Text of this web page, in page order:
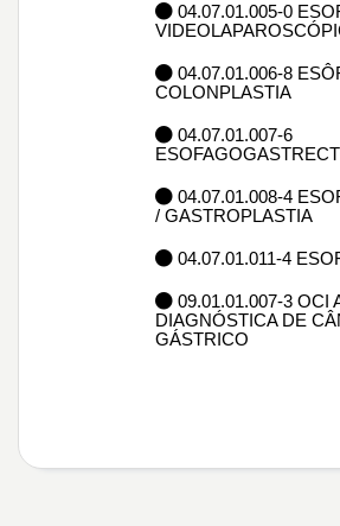
04.07.01.005-0
04.07.01.006-8
COLONPLASTIA
04.07.01.007-6
04.07.01.008-4
/ GASTROPLASTIA
04.07.01.011-4
09.01.01.007-3 OCI
DIAGNÓSTICA DE
GÁSTRICO